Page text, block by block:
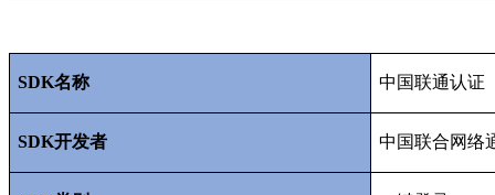
SDK名称 中国联通认证
SDK开发者 中国联合网络